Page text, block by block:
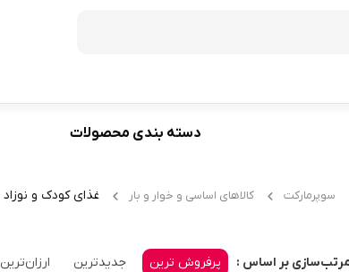
دسته بندی محصولات
سوپرمارکت کالاهای اساسی و خوار و بار غذای کودک و نوزاد
بر اساس : پرفروش ترین جدیدترین ارزان‌ترین